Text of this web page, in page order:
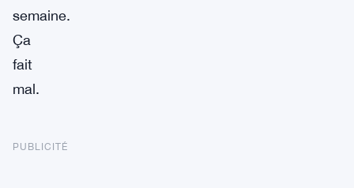
semaine.
Ça
fait
mal.
PUBLICITÉ